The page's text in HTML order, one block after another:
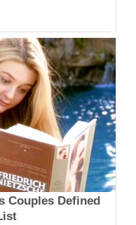
Couples Defined